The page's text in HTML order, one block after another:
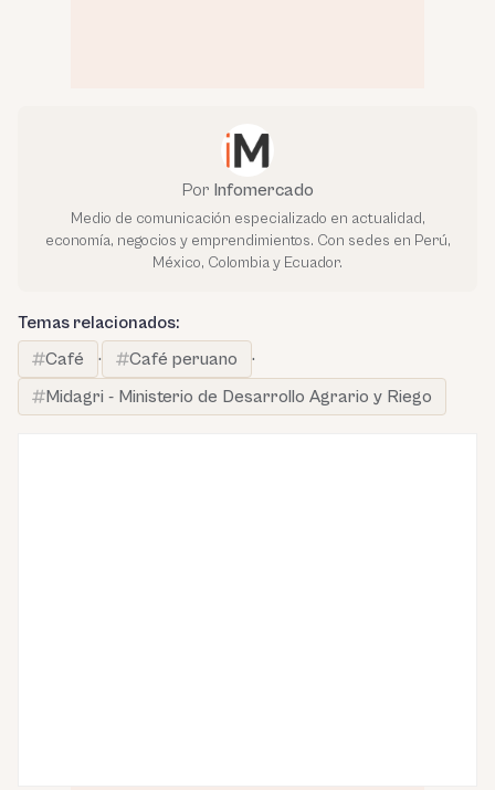
Por Infomercado
Medio de comunicación especializado en actualidad,
economía, negocios y emprendimientos. Con sedes en Perú,
México, Colombia y Ecuador.
Temas relacionados:
Café
· Café peruano
·
Midagri - Ministerio de Desarrollo Agrario y Riego